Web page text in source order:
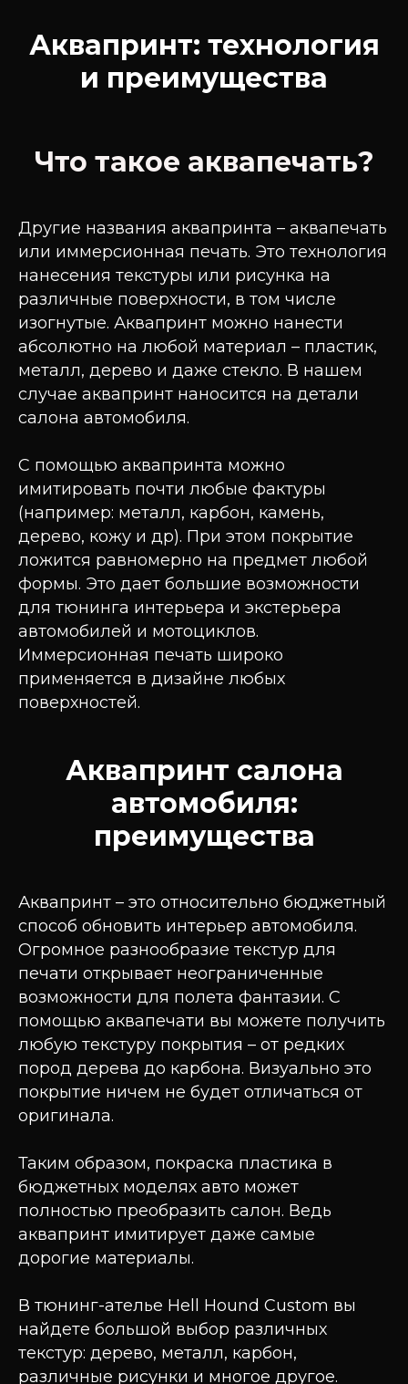
Аквапринт: технология
и преимущества
Что такое аквапечать?
Другие названия аквапринта – аквапечать
или иммерсионная печать. Это технология
нанесения текстуры или рисунка на
различные поверхности, в том числе
изогнутые. Аквапринт можно нанести
абсолютно на любой материал – пластик,
металл, дерево и даже стекло. В нашем
случае аквапринт наносится на детали
салона автомобиля.
С помощью аквапринта можно
имитировать почти любые фактуры
(например: металл, карбон, камень,
дерево, кожу и др). При этом покрытие
ложится равномерно на предмет любой
формы. Это дает большие возможности
для тюнинга интерьера и экстерьера
автомобилей и мотоциклов.
Иммерсионная печать широко
применяется в дизайне любых
поверхностей.
Аквапринт салона
автомобиля:
преимущества
Аквапринт – это относительно бюджетный
способ обновить интерьер автомобиля.
Огромное разнообразие текстур для
печати открывает неограниченные
возможности для полета фантазии. С
помощью аквапечати вы можете получить
любую текстуру покрытия – от редких
пород дерева до карбона. Визуально это
покрытие ничем не будет отличаться от
оригинала.
Таким образом, покраска пластика в
бюджетных моделях авто может
полностью преобразить салон. Ведь
аквапринт имитирует даже самые
дорогие материалы.
В тюнинг-ателье Hell Hound Custom вы
найдете большой выбор различных
текстур: дерево, металл, карбон,
различные рисунки и многое другое.